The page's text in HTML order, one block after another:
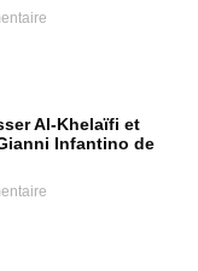
Al-Khelaïfi et
Infantino de